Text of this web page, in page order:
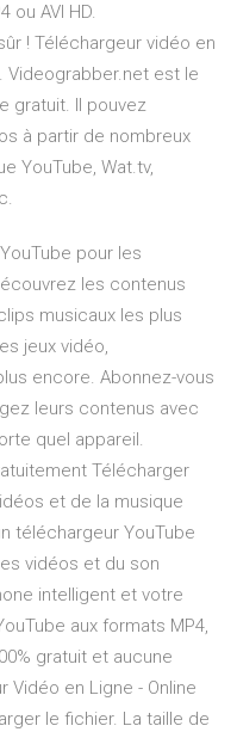
ou AVI HD.
! Téléchargeur vidéo en
Videograbber.net est le
gratuit. Il pouvez
à partir de nombreux
YouTube, Wat.tv,
pour les
les contenus
musicaux les plus
jeux vidéo,
encore. Abonnez-vous
leurs contenus avec
quel appareil.
Télécharger
et de la musique
téléchargeur YouTube
vidéos et du son
intelligent et votre
aux formats MP4,
gratuit et aucune
en Ligne - Online
le fichier. La taille de